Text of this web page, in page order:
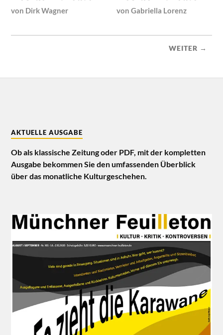
von Dirk Wagner vonGabriella Lorenz
WEITER →
AKTUELLE AUSGABE
Ob als klassische Zeitung oder PDF, mit der kompletten
Ausgabe bekommen Sie den umfassenden Überblick
über das monatliche Kulturgeschehen.